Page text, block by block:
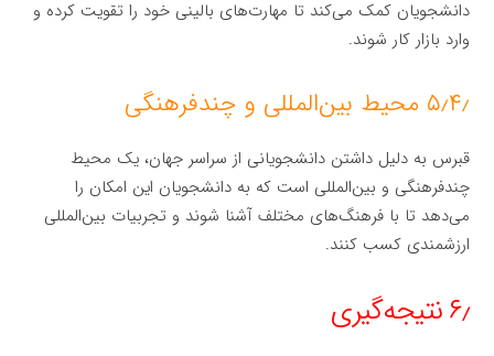
دانشجویان کمک می‌کند تا مهارت‌های بالینی خود را تقویت کرده و
وارد بازار کار شوند.
۵٫۴٫ محیط بین‌المللی و چندفرهنگی
قبرس به دلیل داشتن دانشجویانی از سراسر جهان، یک محیط
چندفرهنگی و بین‌المللی است که به دانشجویان این امکان را
می‌دهد تا با فرهنگ‌های مختلف آشنا شوند و تجربیات بین‌المللی
ارزشمندی کسب کنند.
۶٫ نتیجه‌گیری